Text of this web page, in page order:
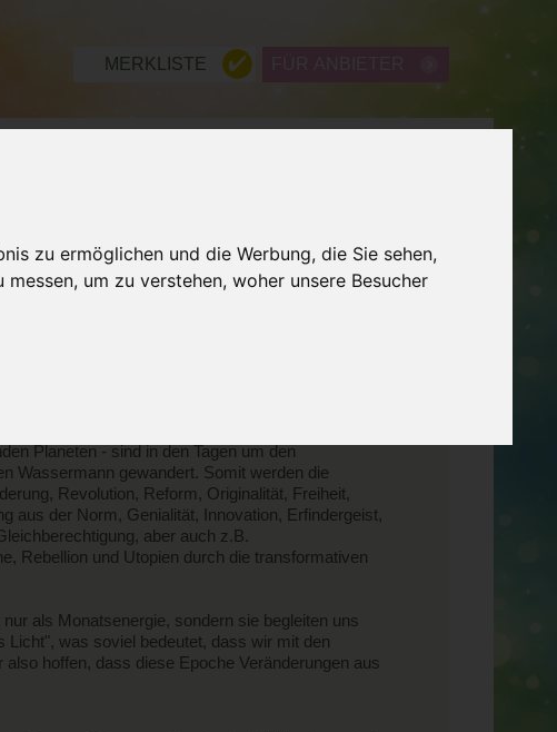
zu ermöglichen und die Werbung, die Sie sehen,
um zu verstehen, woher unsere Besucher
MERKLISTE
ZURÜCK
Februar 2026
Planeten - sind in den Tagen um den
Wassermann gewandert. Somit werden die
Revolution, Reform, Originalität, Freiheit,
aus der Norm, Genialität, Innovation, Erfindergeist,
aber auch z.B.
Rebellion und Utopien durch die transformativen
als Monatsenergie, sondern sie begleiten uns
Licht", was soviel bedeutet, dass wir mit den
hoffen, dass diese Epoche Veränderungen aus